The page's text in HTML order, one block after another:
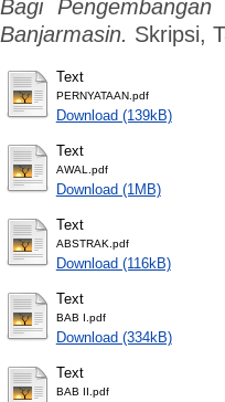
Bagi
Banjarmasin. Skripsi,
Text
PERNYATAAN.pdf
Download (139kB)
Text
AWAL.pdf
Download (1MB)
Text
ABSTRAK.pdf
Download (116kB)
Text
BAB I.pdf
Download (334kB)
Text
BAB II.pdf